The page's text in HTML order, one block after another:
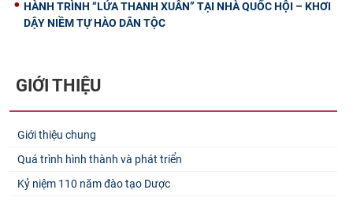
HÀNH TRÌNH “LỬA THANH XUÂN” TẠI NHÀ QUỐC HỘI – KHƠI
DẬY NIỀM TỰ HÀO DÂN TỘC
GIỚI THIỆU
Giới thiệu chung
Quá trình hình thành và phát triển
Kỷ niệm 110 năm đào tạo Dược